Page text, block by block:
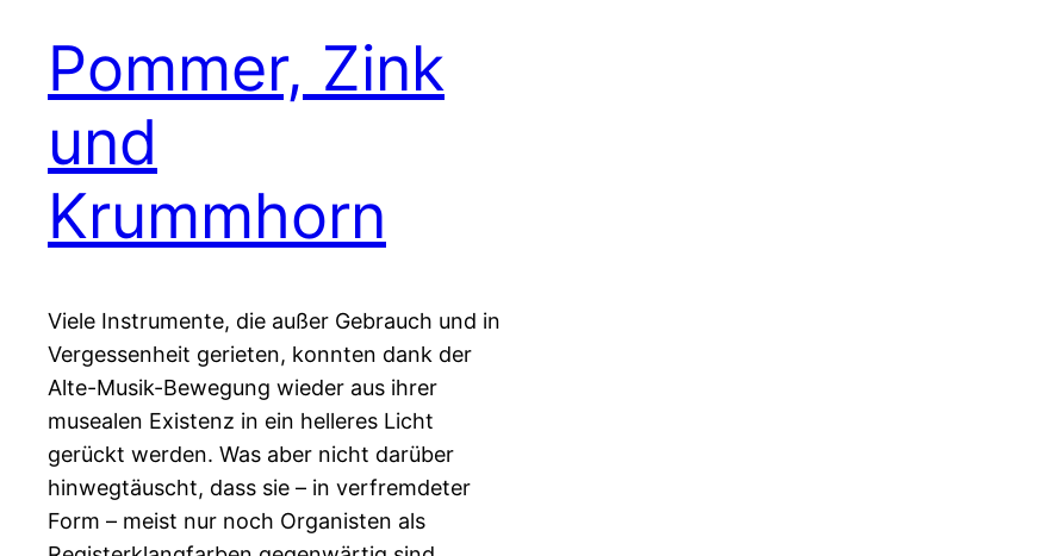
Pommer, Zink
und
Krummhorn
Viele Instrumente, die außer Gebrauch und in
Vergessenheit gerieten, konnten dank der
Alte-Musik-Bewegung wieder aus ihrer
musealen Existenz in ein helleres Licht
gerückt werden. Was aber nicht darüber
hinwegtäuscht, dass sie – in verfremdeter
Form – meist nur noch Organisten als